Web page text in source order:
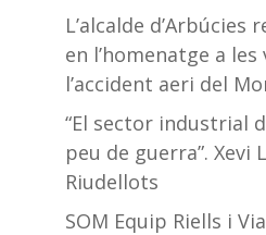
L’alcalde
en l’homenatge a
l’accident aeri del
“El sector industrial
peu de guerra”. Xevi
Riudellots
SOM Equip Riells i